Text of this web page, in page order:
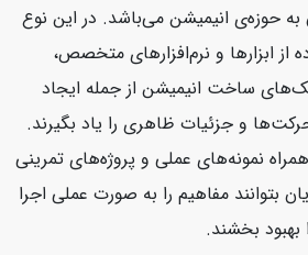
به حوزه‌ی انیمیشن می‌باشد. در این نوع
از ابزارها و نرم‌افزارهای متخصص،
ساخت انیمیشن از جمله ایجاد
و جزئیات ظاهری را یاد بگیرند.
نمونه‌های عملی و پروژه‌های تمرینی
بتوانند مفاهیم را به صورت عملی اجرا
بخشند.